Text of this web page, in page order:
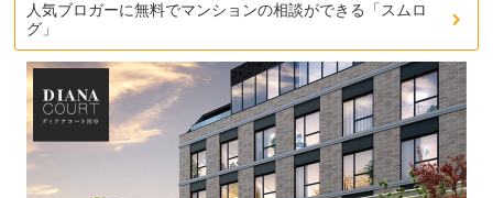
人気ブロガーに無料でマンションの相談ができる「スムロ
グ」